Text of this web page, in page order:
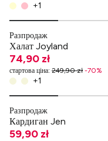
+1
Разпродаж
Халат Joyland
74,90 zł
стартова ціна: 249,90 zł -70%
+1
Разпродаж
Кардиган Jen
59,90 zł